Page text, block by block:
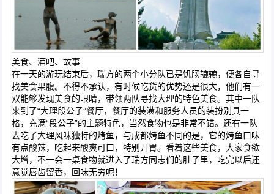
美食、酒吧、故事
在一天的游玩结束后，瑞方的两个小分队已是饥肠辘辘，便各自寻
找美食果腹。不得不承认，有时候吃货的优势还是很大，他们有一
双能够发现美食的眼睛，带领两队寻找大理的特色美食。其中一队
来到了“大理段公子”餐厅，餐厅的装潢和服务人员的装扮别具一
格，充满“段公子”的主题特色，当然食物也是非常不错。还有一队
去吃了大理风味独特的烤鱼，与成都烤鱼不同的是，它的烤鱼口味
有点酸辣，吃起来酸爽可口，特别开胃。看着这些美食，大家食欲
大增，不一会一桌食物就进入了瑞方同志们的肚子里，吃完以后还
意觉唇齿留香，回味无穷呢！